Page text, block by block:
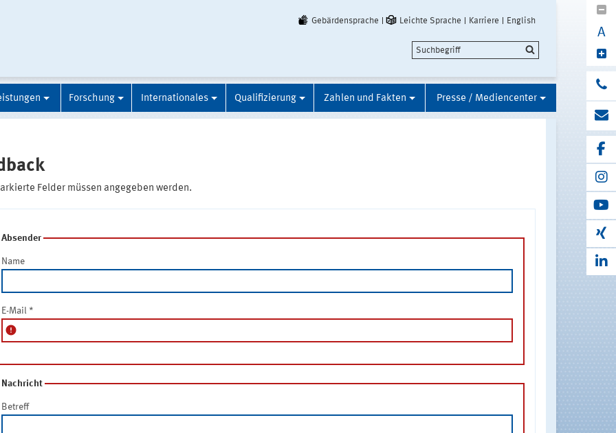
Gebärdensprache Leichte Sprache Karriere English
A
Forschung Internationales Qualifizierung Zahlen und Fakten Presse / Mediencenter
Felder müssen angegeben werden.
Absender
Name
E-Mail *
error
Nachricht
Betreff